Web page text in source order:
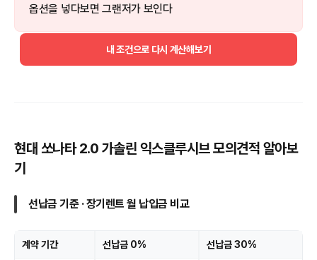
옵션을 넣다보면 그랜저가 보인다
내 조건으로 다시 계산해보기
현대 쏘나타 2.0 가솔린 익스클루시브 모의견적 알아보
기
선납금 기준 · 장기렌트 월 납입금 비교
계약 기간 선납금 0% 선납금 30%